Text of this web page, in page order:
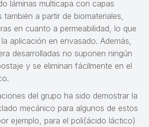
láminas multicapa con capas
también a partir de biomateriales,
en cuanto a permeabilidad, lo que
aplicación en envasado. Además,
desarrolladas no suponen ningún
y se eliminan fácilmente en el
del grupo ha sido demostrar la
mecánico para algunos de estos
ejemplo, para el poli(ácido láctico)